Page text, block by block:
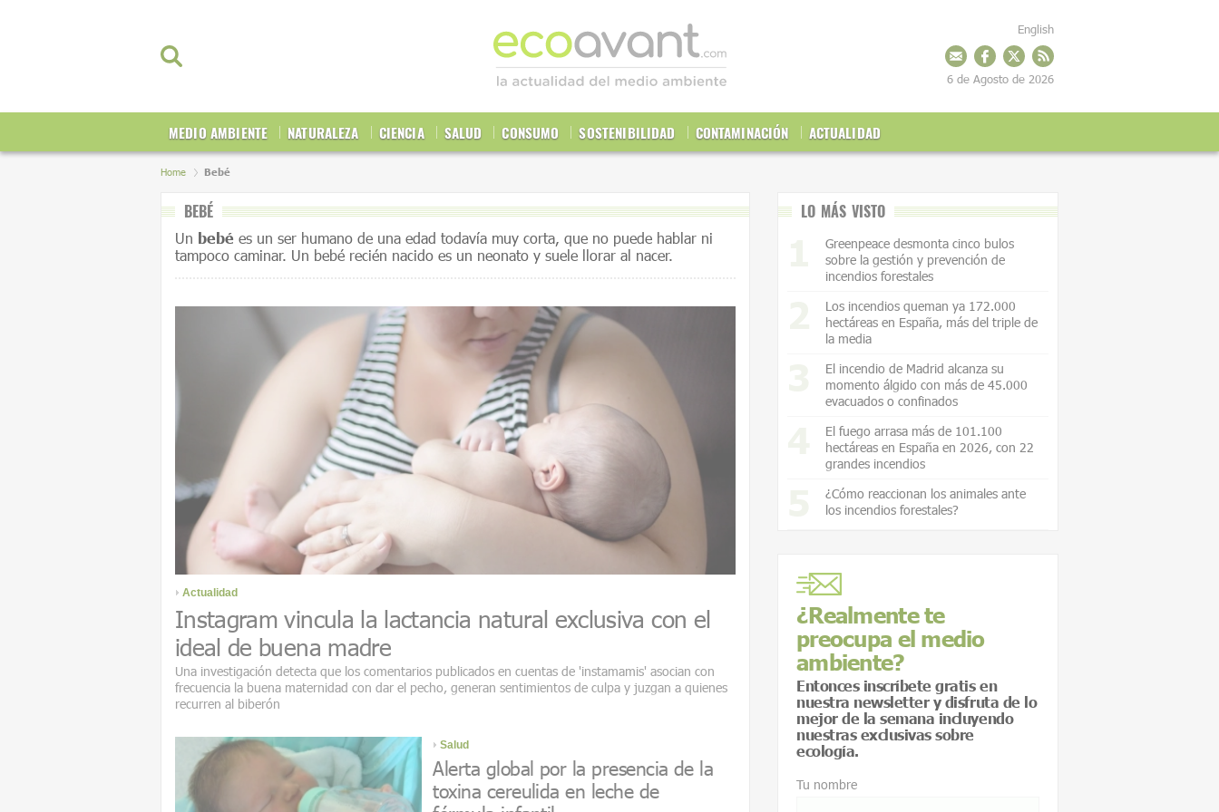
MEDIO AMBIENTE NATURALEZA CIENCIA SALUD CONSUMO SOSTENIBILIDAD CONTAMINACIÓN ACTUALIDAD
English
6 de Agosto de 2026
Home Bebé
BEBÉ
Un bebé es un ser humano de una edad todavía muy corta, que no puede hablar ni
tampoco caminar. Un bebé recién nacido es un neonato y suele llorar al nacer.
Actualidad
Instagram vincula la lactancia natural exclusiva con el
ideal de buena madre
Una investigación detecta que los comentarios publicados en cuentas de 'instamamis' asocian con
frecuencia la buena maternidad con dar el pecho, generan sentimientos de culpa y juzgan a quienes
recurren al biberón
Salud
Alerta global por la presencia de la
toxina cereulida en leche de
LO MÁS VISTO
Greenpeace desmonta cinco bulos
sobre la gestión y prevención de
incendios forestales
Los incendios queman ya 172.000
hectáreas en España, más del triple de
la media
El incendio de Madrid alcanza su
momento álgido con más de 45.000
evacuados o confinados
El fuego arrasa más de 101.100
hectáreas en España en 2026, con 22
grandes incendios
¿Cómo reaccionan los animales ante
los incendios forestales?
¿Realmente te
preocupa el medio
ambiente?
Entonces inscríbete gratis en
nuestra newsletter y disfruta de lo
mejor de la semana incluyendo
nuestras exclusivas sobre
ecología.
Tu nombre